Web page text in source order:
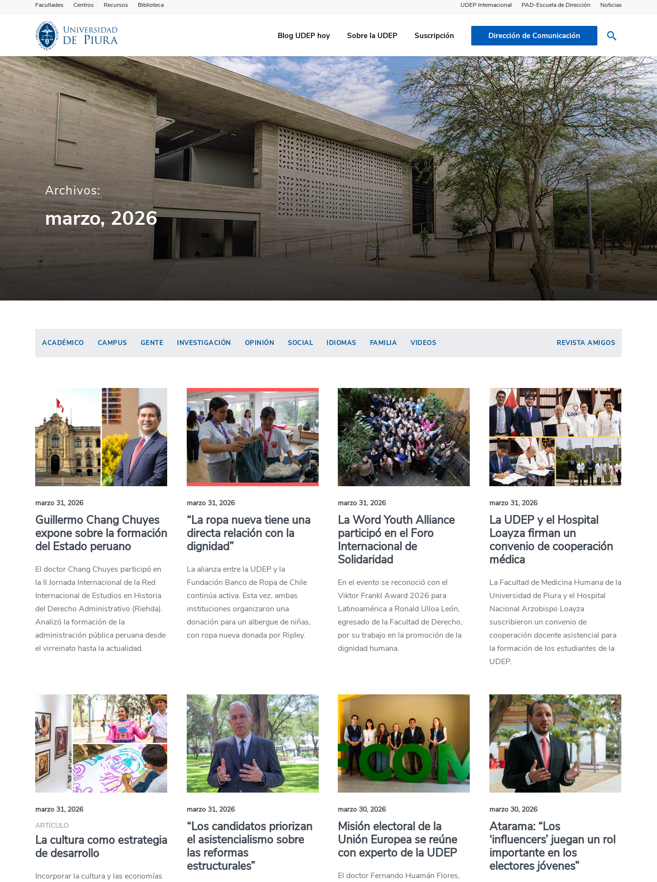
Facultades Centros Recursos Biblioteca UDEP Internacional PAD-Escuela de Dirección Noticias
Blog UDEP hoy Sobre la UDEP Suscripción Dirección de Comunicación
Archivos:
marzo, 2026
ACADÉMICO CAMPUS GENTE INVESTIGACIÓN OPINIÓN SOCIAL IDIOMAS FAMILIA VIDEOS REVISTA AMIGOS
marzo 31, 2026
Guillermo Chang Chuyes
expone sobre la formación
del Estado peruano
El doctor Chang Chuyes participó en
la II Jornada Internacional de la Red
Internacional de Estudios en Historia
del Derecho Administrativo (Riehda).
Analizó la formación de la
administración pública peruana desde
el virreinato hasta la actualidad.
marzo 31, 2026
“La ropa nueva tiene una
directa relación con la
dignidad”
La alianza entre la UDEP y la
Fundación Banco de Ropa de Chile
continúa activa. Esta vez, ambas
instituciones organizaron una
donación para un albergue de niñas,
con ropa nueva donada por Ripley.
marzo 31, 2026
La Word Youth Alliance
participó en el Foro
Internacional de
Solidaridad
En el evento se reconoció con el
Viktor Frankl Award 2026 para
Latinoamérica a Ronald Ulloa León,
egresado de la Facultad de Derecho,
por su trabajo en la promoción de la
dignidad humana.
marzo 31, 2026
La UDEP y el Hospital
Loayza firman un
convenio de cooperación
médica
La Facultad de Medicina Humana de la
Universidad de Piura y el Hospital
Nacional Arzobispo Loayza
suscribieron un convenio de
cooperación docente asistencial para
la formación de los estudiantes de la
UDEP.
marzo 31, 2026
ARTÍCULO
La cultura como estrategia
de desarrollo
Incorporar la cultura y las economías
marzo 31, 2026
“Los candidatos priorizan
el asistencialismo sobre
las reformas
estructurales”
marzo 30, 2026
Misión electoral de la
Unión Europea se reúne
con experto de la UDEP
El doctor Fernando Huamán Flores,
marzo 30, 2026
Atarama: “Los
‘influencers’ juegan un rol
importante en los
electores jóvenes”